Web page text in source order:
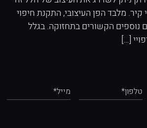
קיר. מלבד הפן העיצובי, התקנת חיפוי
נוספים הקשורים בתחזוקה. בגלל
[…]
טלפון* מייל*